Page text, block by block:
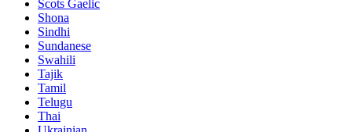
Scots Gaelic
Shona
Sindhi
Sundanese
Swahili
Tajik
Tamil
Telugu
Thai